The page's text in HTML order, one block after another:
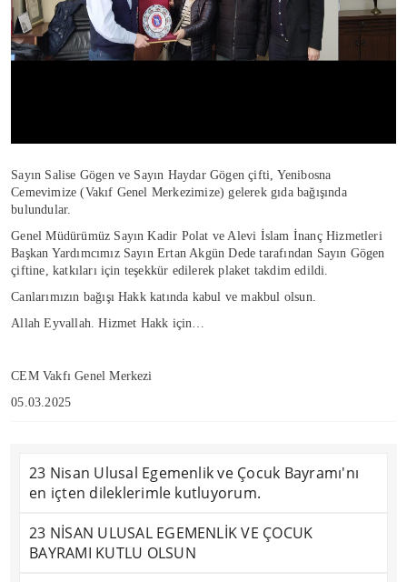
Sayın Salise Gögen ve Sayın Haydar Gögen çifti, Yenibosna
Cemevimize (Vakıf Genel Merkezimize) gelerek gıda bağışında
bulundular.
Genel Müdürümüz Sayın Kadir Polat ve Alevi İslam İnanç Hizmetleri
Başkan Yardımcımız Sayın Ertan Akgün Dede tarafından Sayın Gögen
çiftine, katkıları için teşekkür edilerek plaket takdim edildi.
Canlarımızın bağışı Hakk katında kabul ve makbul olsun.
Allah Eyvallah. Hizmet Hakk için…
CEM Vakfı Genel Merkezi
05.03.2025
23 Nisan Ulusal Egemenlik ve Çocuk Bayramı'nı
en içten dileklerimle kutluyorum.
23 NİSAN ULUSAL EGEMENLİK VE ÇOCUK
BAYRAMI KUTLU OLSUN